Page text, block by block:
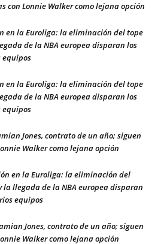
con Lonnie Walker como lejana opción
en la Euroliga: la eliminación del tope
de la NBA europea disparan los
equipos
en la Euroliga: la eliminación del tope
de la NBA europea disparan los
equipos
Jones, contrato de un año; siguen
Walker como lejana opción
en la Euroliga: la eliminación del
llegada de la NBA europea disparan
equipos
Jones, contrato de un año; siguen
Walker como lejana opción